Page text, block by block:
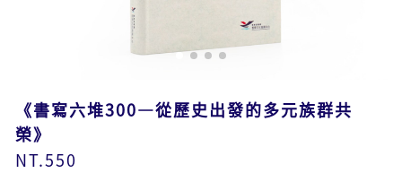
《書寫六堆300—從歷史出發的多元族群共
榮》
NT.550